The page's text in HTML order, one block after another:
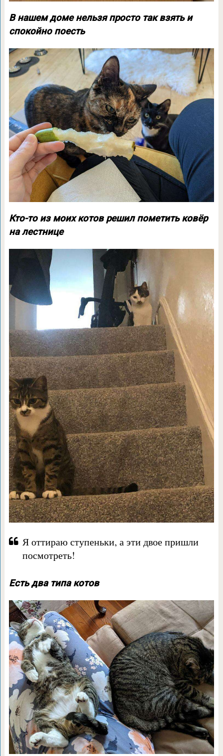
В нашем доме нельзя просто так взять и
спокойно поесть
Кто-то из моих котов решил пометить ковёр
на лестнице
Я оттираю ступеньки, а эти двое пришли
посмотреть!
Есть два типа котов